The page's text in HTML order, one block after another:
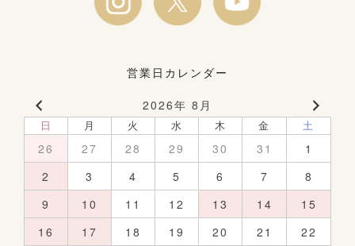
営業日カレンダー
2026年 8月
日 月 火 水 木 金 土
26 27 28 29 30 31
1
2
3 4 5 6 7
8
9
10 11 12 13 14
15
16
17 18 19 20 21
22